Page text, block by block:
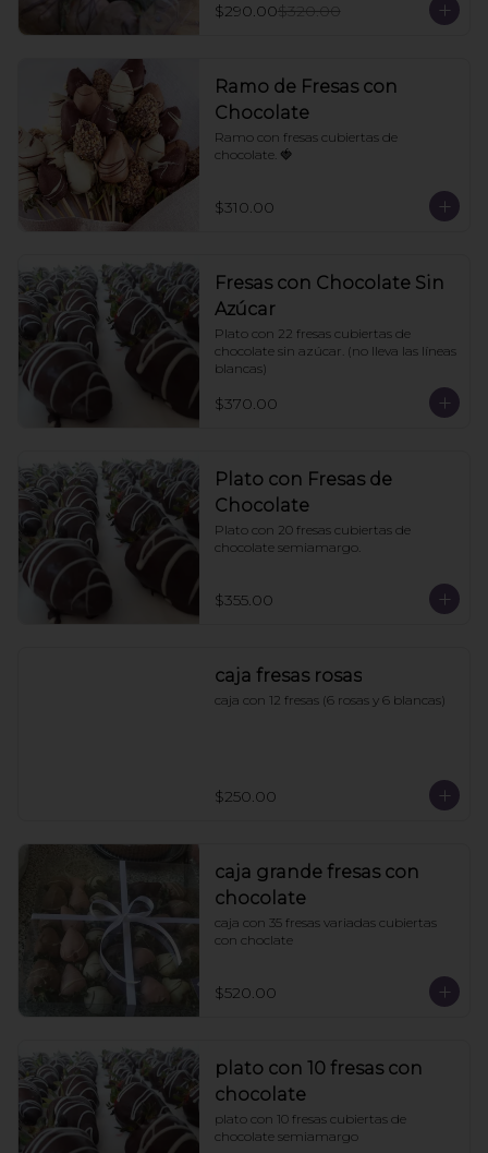
$290.00$320.00
Ramo de Fresas con
Chocolate
Ramo con fresas cubiertas de
chocolate. 🍓
$310.00
Fresas con Chocolate Sin
Azúcar
Plato con 22 fresas cubiertas de
chocolate sin azúcar. (no lleva las líneas
blancas)
$370.00
Plato con Fresas de
Chocolate
Plato con 20 fresas cubiertas de
chocolate semiamargo.
$355.00
caja fresas rosas
caja con 12 fresas (6 rosas y 6 blancas)
$250.00
caja grande fresas con
chocolate
caja con 35 fresas variadas cubiertas
con choclate
$520.00
plato con 10 fresas con
chocolate
plato con 10 fresas cubiertas de
chocolate semiamargo